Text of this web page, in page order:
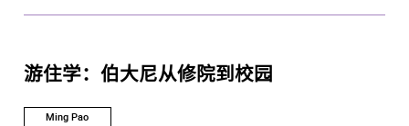
游住学：伯大尼从修院到校园
Ming Pao